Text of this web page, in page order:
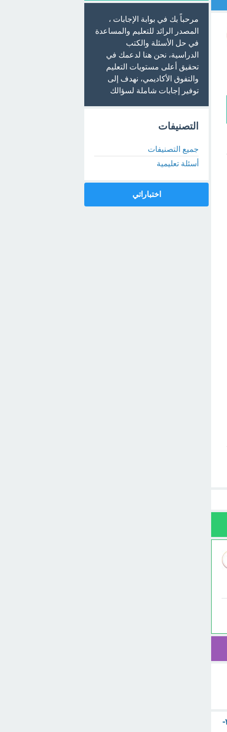
كيف تساهم الطحالب في دورة النيتروجين ١- تثبيت النيتروجين ٢- تحليل المواد العضوية ٣-
مرحباً بك في بوابة الإجابات ،
المصدر الرائد للتعليم والمساعدة
في حل الأسئلة والكتب
الدراسية، نحن هنا لدعمك في
تحقيق أعلى مستويات التعليم
والتفوق الأكاديمي، نهدف إلى
توفير إجابات شاملة لسؤالك
التصنيفات
جميع التصنيفات
أسئلة تعليمية
اختباراتي